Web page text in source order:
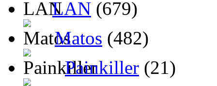
LAN (679)
Matos (482)
Painkiller (21)